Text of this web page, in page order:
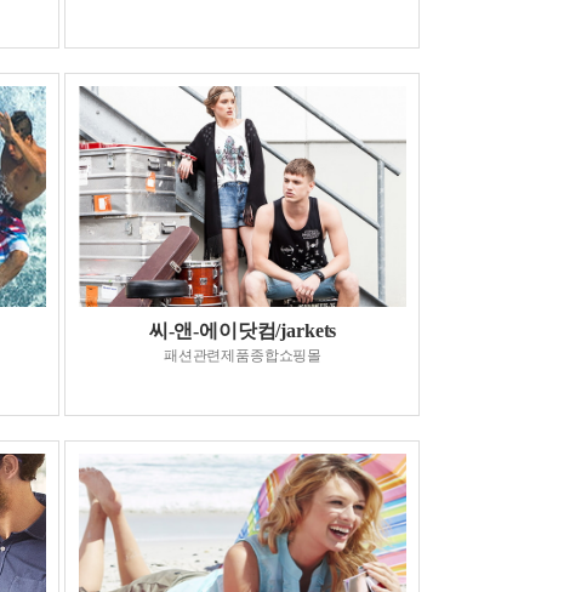
씨-앤-에이닷컴/jarkets
패션관련제품종합쇼핑몰